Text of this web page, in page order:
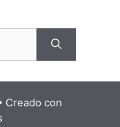
Creado con